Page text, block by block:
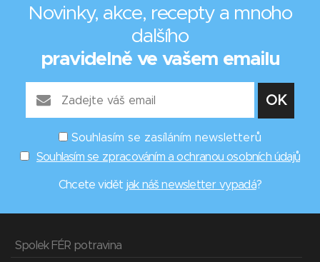
Novinky, akce, recepty a mnoho
dalšího
pravidelně ve vašem emailu
Souhlasím se zasíláním newsletterů
Souhlasím se zpracováním a ochranou osobních údajů
Chcete vidět jak náš newsletter vypadá?
Spolek FÉR potravina